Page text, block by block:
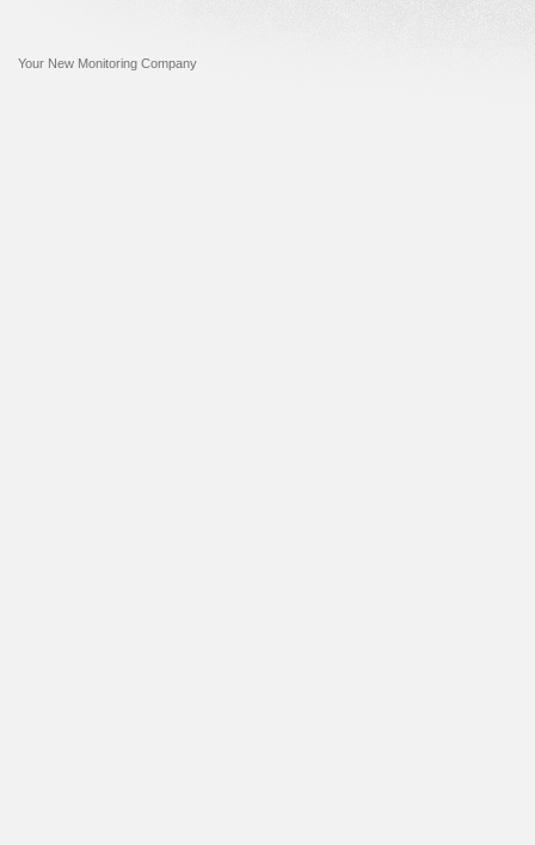
Your New Monitoring Company